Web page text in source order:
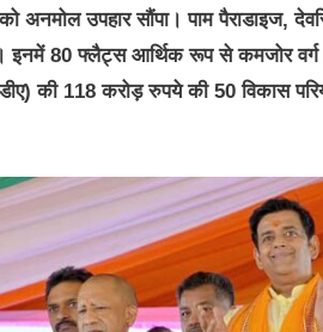
अनमोल उपहार सौंपा। पाम पैराडाइज,
इनमें 80 फ्लैट्स आर्थिक रूप से कमजोर वर्ग
की 118 करोड़ रुपये की 50 विकास